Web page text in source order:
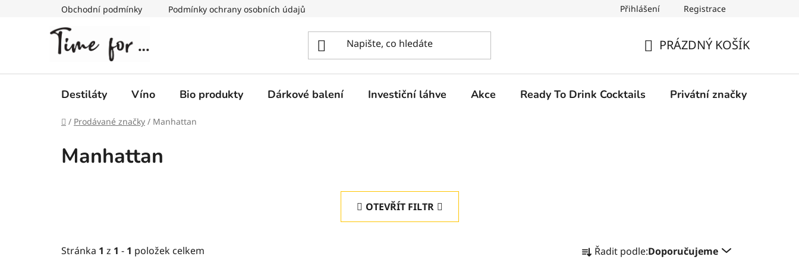
Obchodní podmínky Podmínky ochrany osobních údajů Přihlášení Registrace
KOŠÍK
PRÁZDNÝ KOŠÍK
Destiláty Víno Bio produkty Dárkové balení Investiční láhve Akce Ready To Drink Cocktails Privátní značky
Domů
/ Prodávané značky / Manhattan
Manhattan
OTEVŘÍT FILTR
Stránka 1 z 1 - 1 položek celkem
a Řadit podle:Doporučujeme